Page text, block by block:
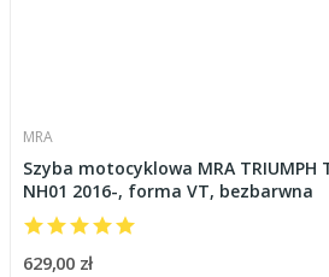
MRA
Szyba motocyklowa MRA TRIUMPH
NH01 2016-, forma VT, bezbarwna
629,00 zł